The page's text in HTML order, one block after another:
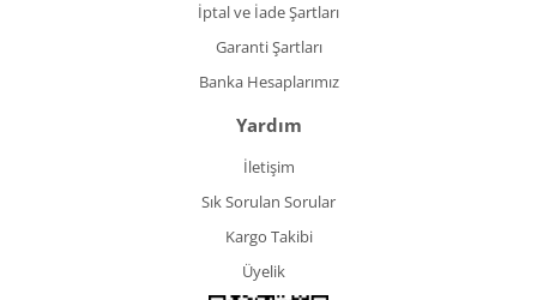
İptal ve İade Şartları
Garanti Şartları
Banka Hesaplarımız
Yardım
İletişim
Sık Sorulan Sorular
Kargo Takibi
Üyelik